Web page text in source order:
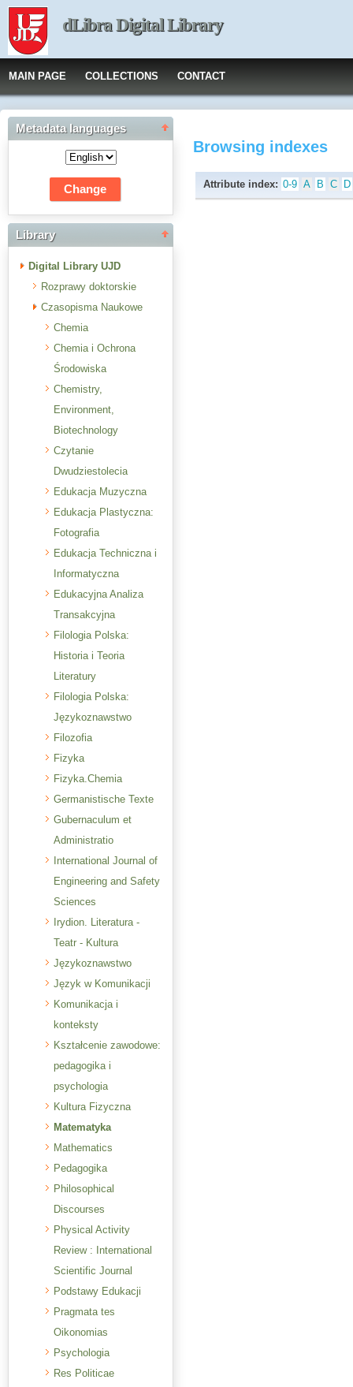
dLibra Digital Library
MAIN PAGE COLLECTIONS CONTACT
Metadata languages
Library
Digital Library UJD
Rozprawy doktorskie
Czasopisma Naukowe
Chemia
Chemia i Ochrona
Środowiska
Chemistry,
Environment,
Biotechnology
Czytanie
Dwudziestolecia
Edukacja Muzyczna
Edukacja Plastyczna:
Fotografia
Edukacja Techniczna i
Informatyczna
Edukacyjna Analiza
Transakcyjna
Filologia Polska:
Historia i Teoria
Literatury
Filologia Polska:
Językoznawstwo
Filozofia
Fizyka
Fizyka.Chemia
Germanistische Texte
Gubernaculum et
Administratio
International Journal of
Engineering and Safety
Sciences
Irydion. Literatura -
Teatr - Kultura
Językoznawstwo
Język w Komunikacji
Komunikacja i
konteksty
Kształcenie zawodowe:
pedagogika i
psychologia
Kultura Fizyczna
Matematyka
Mathematics
Pedagogika
Philosophical
Discourses
Physical Activity
Review : International
Scientific Journal
Podstawy Edukacji
Pragmata tes
Oikonomias
Psychologia
Res Politicae
Browsing indexes
Attribute index: 0-9 A B C D